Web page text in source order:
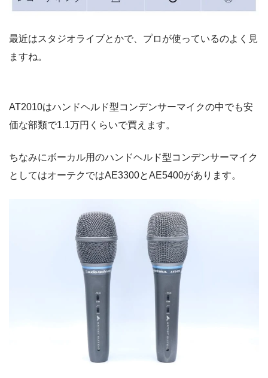
最近はスタジオライブとかで、プロが使っているのよく見
ますね。
AT2010はハンドヘルド型コンデンサーマイクの中でも安
価な部類で1.1万円くらいで買えます。
ちなみにボーカル用のハンドヘルド型コンデンサーマイク
としてはオーテクではAE3300とAE5400があります。